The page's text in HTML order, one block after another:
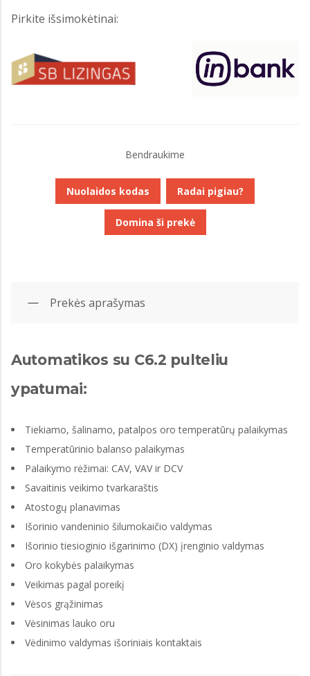
Pirkite išsimokėtinai:
Bendraukime
Nuolaidos kodas Radai pigiau?
Domina ši prekė
Prekės aprašymas
Automatikos su C6.2 pulteliu
ypatumai:
Tiekiamo, šalinamo, patalpos oro temperatūrų palaikymas
Temperatūrinio balanso palaikymas
Palaikymo rėžimai: CAV, VAV ir DCV
Savaitinis veikimo tvarkaraštis
Atostogų planavimas
Išorinio vandeninio šilumokaičio valdymas
Išorinio tiesioginio išgarinimo (DX) įrenginio valdymas
Oro kokybės palaikymas
Veikimas pagal poreikį
Vėsos grąžinimas
Vėsinimas lauko oru
Vėdinimo valdymas išoriniais kontaktais